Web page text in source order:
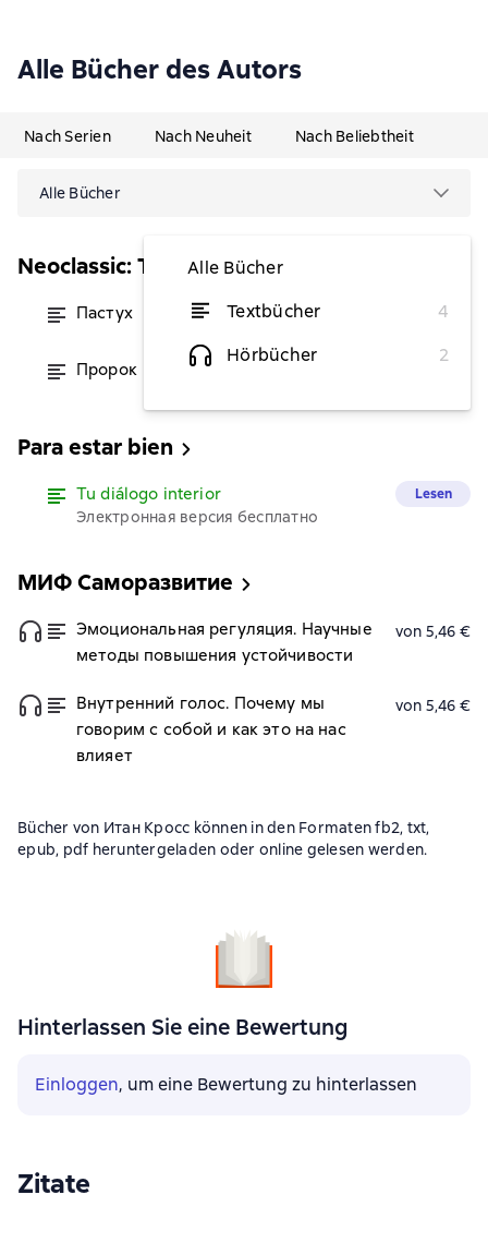
Alle Bücher des Autors
Nach Serien Nach Neuheit Nach Beliebtheit
Alle Bücher
Alle Bücher
Textbücher
4
Hörbücher
2
Neoclassic: Триллер
Пастух von 4,50 €
Пророк
Para estar bien
Tu diálogo interior
Электронная версия бесплатно
Lesen
МИФ Саморазвитие
Эмоциональная регуляция. Научные
методы повышения устойчивости
von 5,46 €
Внутренний голос. Почему мы
говорим с собой и как это на нас
влияет
von 5,46 €
Bücher von Итан Кросс können in den Formaten fb2, txt,
epub, pdf heruntergeladen oder online gelesen werden.
Hinterlassen Sie eine Bewertung
Einloggen, um eine Bewertung zu hinterlassen
Zitate